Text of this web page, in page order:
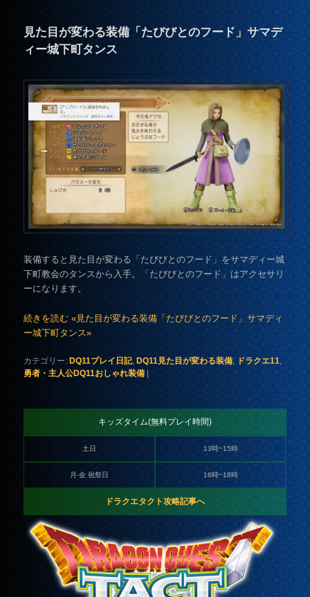
見た目が変わる装備「たびびとのフード」サマデ
ィー城下町タンス
装備すると見た目が変わる「たびびとのフード」をサマディー城
下町教会のタンスから入手。「たびびとのフード」はアクセサリ
ーになります。
続きを読む «見た目が変わる装備「たびびとのフード」サマディ
ー城下町タンス»
カテゴリー: DQ11プレイ日記,DQ11見た目が変わる装備 ドラクエ11
勇者・主人公DQ11おしゃれ装備 |
キッズタイム(無料プレイ時間)
土日 13時~15時
月-金 祝祭日 16時~18時
ドラクエタクト攻略記事へ